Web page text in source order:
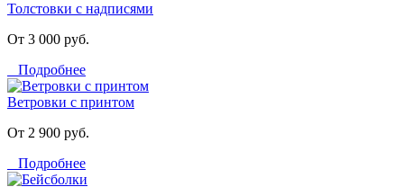
Толстовки с надписями
От 3 000 руб.
Подробнее
Ветровки с принтом
От 2 900 руб.
Подробнее